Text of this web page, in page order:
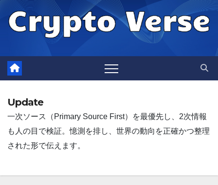
Skip
Update
一次ソース（Primary Source First）を最優先し、2次情報
も人の目で検証。憶測を排し、世界の動向を正確かつ整理
された形で伝えます。